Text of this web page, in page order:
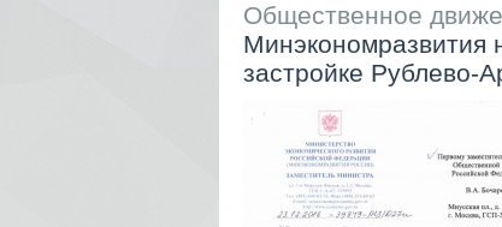
Общественное
Минэкономразвития
застройке Рублево-